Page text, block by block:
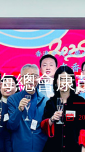
總會康